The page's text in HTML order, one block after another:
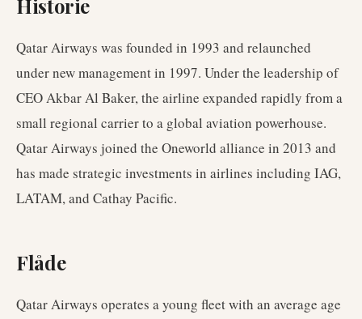
Historie
Qatar Airways was founded in 1993 and relaunched
under new management in 1997. Under the leadership of
CEO Akbar Al Baker, the airline expanded rapidly from a
small regional carrier to a global aviation powerhouse.
Qatar Airways joined the Oneworld alliance in 2013 and
has made strategic investments in airlines including IAG,
LATAM, and Cathay Pacific.
Flåde
Qatar Airways operates a young fleet with an average age